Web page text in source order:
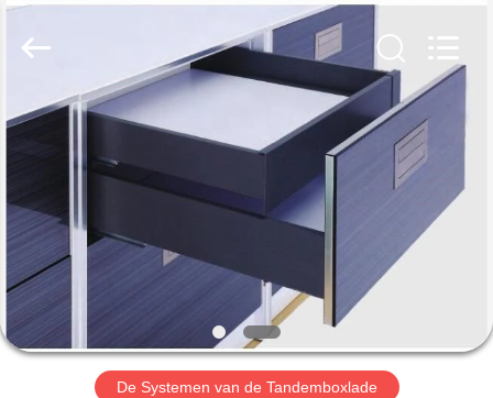
HUIS
PRODUCTEN
ONGEVEER
ONS
FABRIEKSREIS
INDUSTRY
Rights
Reserved.
De Systemen van de Tandemboxlade